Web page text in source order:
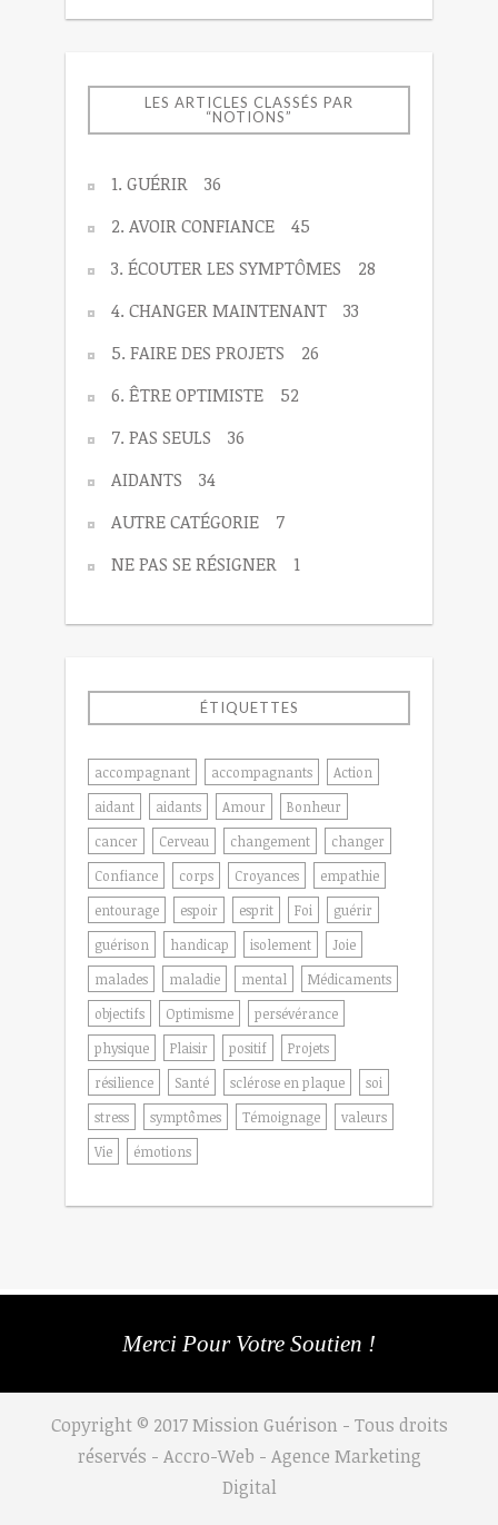
LES ARTICLES CLASSÉS PAR
“NOTIONS”
1. GUÉRIR
36
2. AVOIR CONFIANCE
45
3. ÉCOUTER LES SYMPTÔMES
28
4. CHANGER MAINTENANT
33
5. FAIRE DES PROJETS
26
6. ÊTRE OPTIMISTE
52
7. PAS SEULS
36
AIDANTS
34
AUTRE CATÉGORIE
7
NE PAS SE RÉSIGNER
1
ÉTIQUETTES
accompagnant accompagnants
Action
aidant
aidants Amour
Bonheur
cancer
Cerveau changement
changer
Confiance
corps Croyances
empathie
entourage
espoir esprit Foi
guérir
guérison
handicap isolement
Joie
malades
maladie mental
Médicaments
objectifs
Optimisme
persévérance
physique
Plaisir positif
Projets
résilience
Santé sclérose en plaque
soi
stress
symptômes Témoignage
valeurs
Vie
émotions
Merci Pour Votre Soutien !
Copyright © 2017 Mission Guérison - Tous droits
réservés - Accro-Web - Agence Marketing
Digital